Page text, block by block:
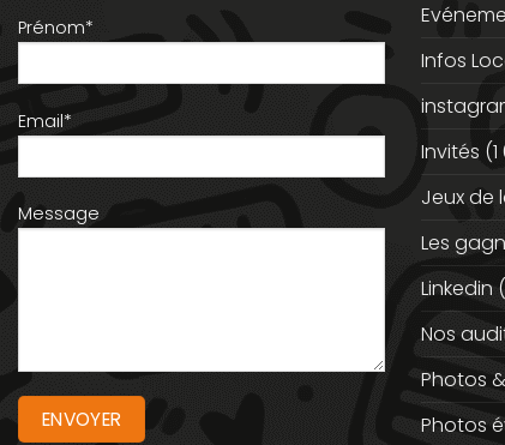
Prénom*
Email*
Message
Infos
Invités
Jeux de
Les
Linkedin
Nos
Photos
Photos